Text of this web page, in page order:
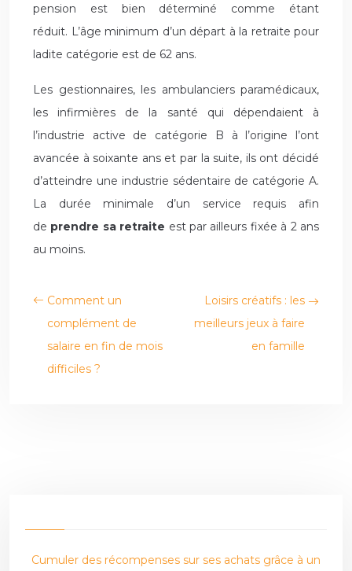
pension est bien déterminé comme étant
réduit. L’âge minimum d’un départ à la retraite pour
ladite catégorie est de 62 ans.
Les gestionnaires, les ambulanciers paramédicaux,
les infirmières de la santé qui dépendaient à
l’industrie active de catégorie B à l’origine l’ont
avancée à soixante ans et par la suite, ils ont décidé
d’atteindre une industrie sédentaire de catégorie A.
La durée minimale d’un service requis afin
de prendre sa retraite est par ailleurs fixée à 2 ans
au moins.
Comment un
complément de
salaire en fin de mois
difficiles ?
Loisirs créatifs : les
meilleurs jeux à faire
en famille
Cumuler des récompenses sur ses achats grâce à un